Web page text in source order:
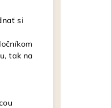
si
tak na